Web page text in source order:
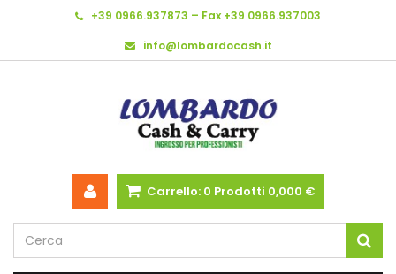
+39 0966.937873 – Fax +39 0966.937003
info@lombardocash.it
Carrello: 0 Prodotti 0,000 €